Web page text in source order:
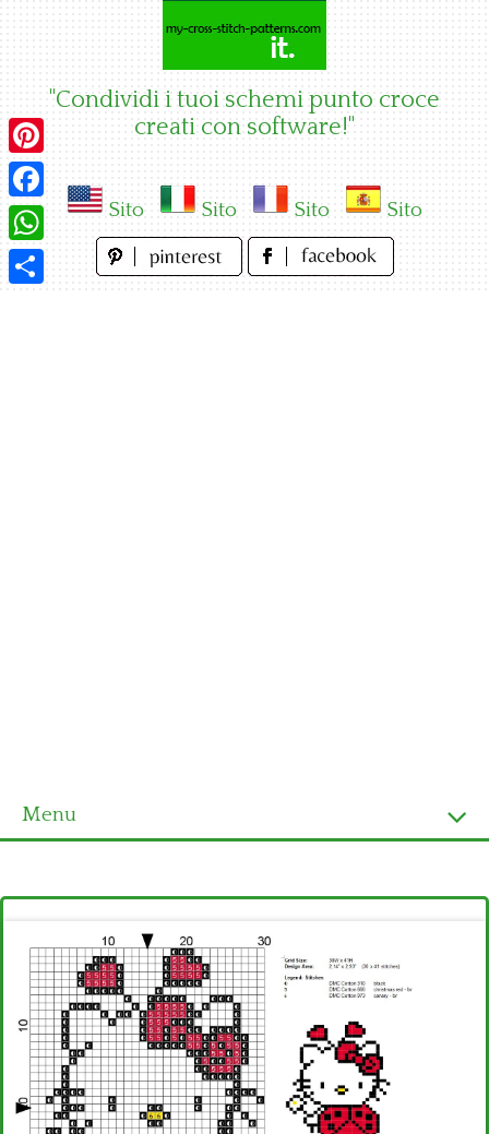
"Condividi i tuoi schemi punto croce
creati con software!"
Sito Sito Sito Sito
Menu
Ultimi schemi
Alfabeto
Bambini
Disney
Thun
Pinterest
Facebook
WhatsApp